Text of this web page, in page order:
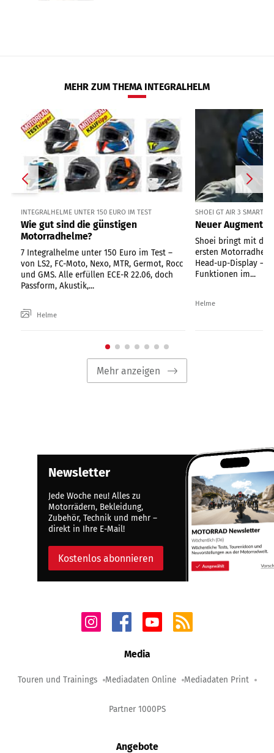
MEHR ZUM THEMA INTEGRALHELM
INTEGRALHELME UNTER 150 EURO IM TEST
Wie gut sind die günstigen
Motorradhelme?
7 Integralhelme unter 150 Euro im Test –
von LS2, FC-Moto, Nexo, MTR, Germot, Rocc
und GMS. Alle erfüllen ECE-R 22.06, doch
Passform, Akustik,...
Helme
SHOEI GT AIR 3 SMART
Neuer
Shoei bringt mit
ersten
Head-up-Display –
Funktionen im...
Helme
Mehr anzeigen
Newsletter
Jede Woche neu! Alles zu
Motorrädern, Bekleidung,
Zubehör, Technik und mehr –
direkt in Ihre E-Mail!
Kostenlos abonnieren
Media
Touren und Trainings Mediadaten Online Mediadaten Print
Partner 1000PS
Angebote